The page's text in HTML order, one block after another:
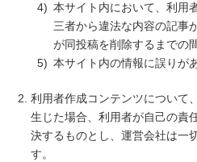
本サイト内において、利用
三者から違法な内容の記事
が同投稿を削除するまでの
本サイト内の情報に誤りが
利用者作成コンテンツについて
生じた場合、利用者が自己の責
決するものとし、運営会社は一
す。